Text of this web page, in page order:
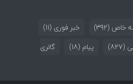
خاص (392) خبر فوری (11)
(827) پیام (18)
گالری